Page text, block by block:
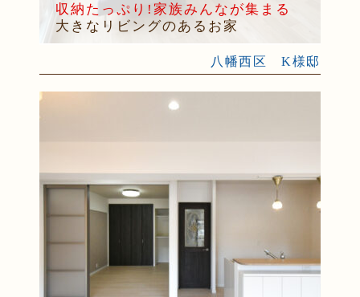
収納たっぷり!家族みんなが集まる
大きなリビングのあるお家
八幡西区 K様邸